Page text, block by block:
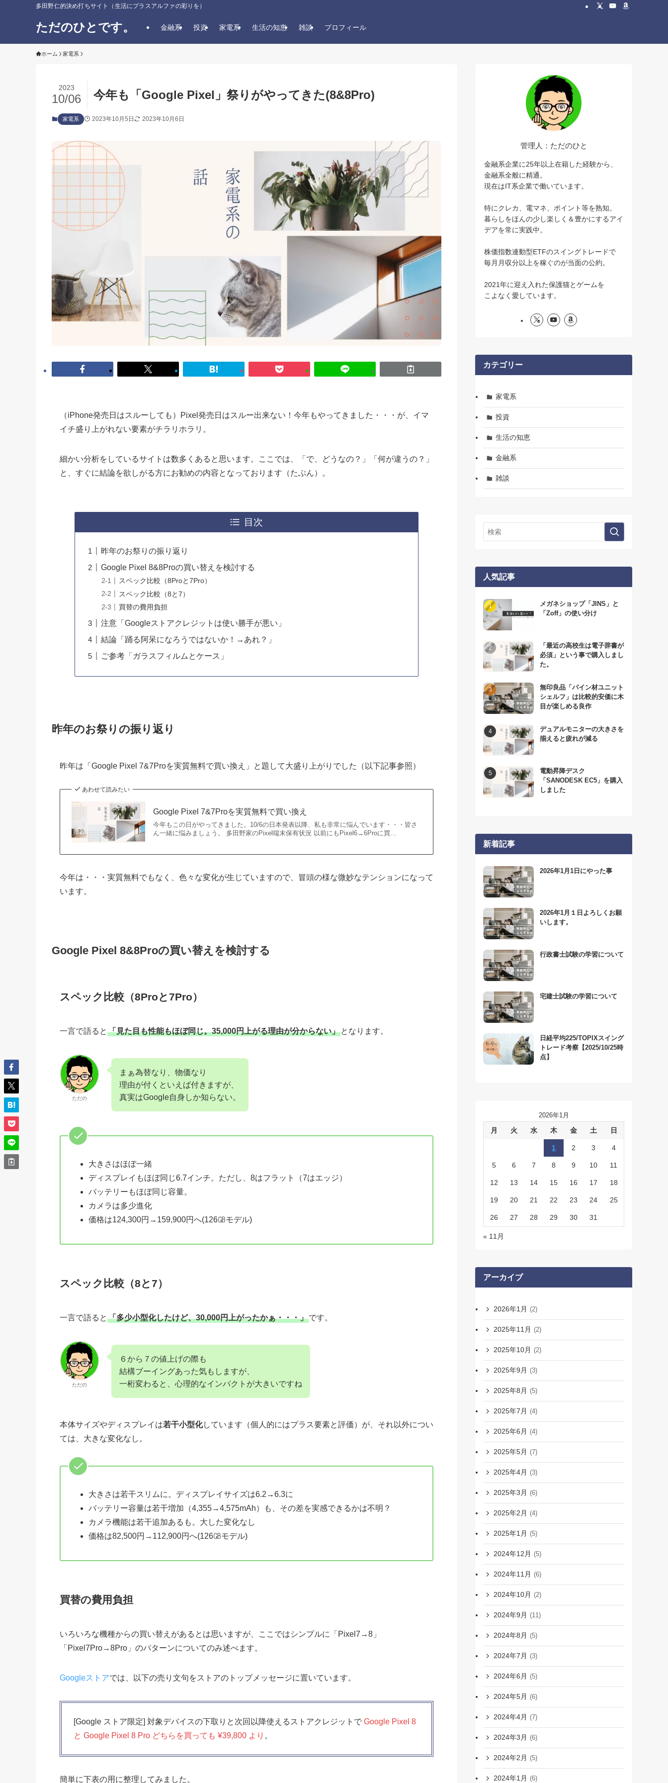
多田野仁的決め打ちサイト（生活にプラスアルファの彩りを）
ただのひとです。 金融系 投資 家電系 生活の知恵 雑談 プロフィール
ホーム 家電系
今年も「Google Pixel」祭りがやってきた(8&8Pro)
2023
10/06
家電系 2023年10月5日 2023年10月6日
（iPhone発売日はスルーしても）Pixel発売日はスルー出来ない！今年もやってきました・・・が、イマ
イチ盛り上がれない要素がチラリホラリ。
細かい分析をしているサイトは数多くあると思います。ここでは、「で、どうなの？」「何が違うの？」
と、すぐに結論を欲しがる方にお勧めの内容となっております（たぶん）。
目次
昨年のお祭りの振り返り
Google Pixel 8&8Proの買い替えを検討する
スペック比較（8Proと7Pro）
スペック比較（8と7）
買替の費用負担
注意「Googleストアクレジットは使い勝手が悪い」
結論「踊る阿呆になろうではないか！→あれ？」
ご参考「ガラスフィルムとケース」
昨年のお祭りの振り返り
昨年は「Google Pixel 7&7Proを実質無料で買い換え」と題して大盛り上がりでした（以下記事参照）
あわせて読みたい
Google Pixel 7&7Proを実質無料で買い換え
今年もこの日がやってきました。10/6の日本発表以降、私も非常に悩んでいます・・・皆さ
ん一緒に悩みましょう。 多田野家のPixel端末保有状況 以前にもPixel6→6Proに買…
今年は・・・実質無料でもなく、色々な変化が生じていますので、冒頭の様な微妙なテンションになって
います。
Google Pixel 8&8Proの買い替えを検討する
スペック比較（8Proと7Pro）
一言で語ると 「見た目も性能もほぼ同じ。35,000円上がる理由が分からない」 となります。
ただの
まぁ為替なり、物価なり
理由が付くといえば付きますが、
真実はGoogle自身しか知らない。
大きさはほぼ一緒
ディスプレイもほぼ同じ6.7インチ。ただし、8はフラット（7はエッジ）
バッテリーもほぼ同じ容量。
カメラは多少進化
価格は124,300円→159,900円へ(126㎇モデル)
スペック比較（8と7）
一言で語ると 「多少小型化したけど、30,000円上がったかぁ・・・」です。
ただの
６から７の値上げの際も
結構ブーイングあった気もしますが、
一桁変わると、心理的なインパクトが大きいですね
本体サイズやディスプレイは若干小型化しています（個人的にはプラス要素と評価）が、それ以外につい
ては、大きな変化なし。
大きさは若干スリムに。ディスプレイサイズは6.2→6.3に
バッテリー容量は若干増加（4,355→4,575mAh）も、その差を実感できるかは不明？
カメラ機能は若干追加あるも。大した変化なし
価格は82,500円→112,900円へ(126㎇モデル)
買替の費用負担
いろいろな機種からの買い替えがあるとは思いますが、ここではシンプルに「Pixel7→8」
「Pixel7Pro→8Pro」のパターンについてのみ述べます。
Googleストアでは、以下の売り文句をストアのトップメッセージに置いています。
[Google ストア限定] 対象デバイスの下取りと次回以降使えるストアクレジットで Google Pixel 8
と Google Pixel 8 Pro どちらを買っても ¥39,800 より 。
簡単に下表の用に整理してみました。
管理人：ただのひと
金融系企業に25年以上在籍した経験から、
金融系全般に精通。
現在はIT系企業で働いています。
特にクレカ、電マネ、ポイント等を熟知。
暮らしをほんの少し楽しく＆豊かにするアイ
デアを常に実践中。
株価指数連動型ETFのスイングトレードで
毎月月収分以上を稼ぐのが当面の公約。
2021年に迎え入れた保護猫とゲームを
こよなく愛しています。
カテゴリー
家電系
投資
生活の知恵
金融系
雑談
人気記事
メガネショップ「JINS」と
「Zoff」の使い分け
「最近の高校生は電子辞書が
必須」という事で購入しまし
た。
無印良品「パイン材ユニット
シェルフ」は比較的安価に木
目が楽しめる良作
デュアルモニターの大きさを
揃えると疲れが減る
電動昇降デスク
「SANODESK EC5」を購入
しました
新着記事
2026年1月1日にやった事
2026年1月１日よろしくお願
いします。
行政書士試験の学習について
宅建士試験の学習について
日経平均225/TOPIXスイング
トレード考察【2025/10/25時
点】
2026年1月
月 火 水 木 金 土 日
1 2 3 4
5 6 7 8 9 10 11
12 13 14 15 16 17 18
19 20 21 22 23 24 25
26 27 28 29 30 31
« 11月
アーカイブ
2026年1月 (2)
2025年11月 (2)
2025年10月 (2)
2025年9月 (3)
2025年8月 (5)
2025年7月 (4)
2025年6月 (4)
2025年5月 (7)
2025年4月 (3)
2025年3月 (6)
2025年2月 (4)
2025年1月 (5)
2024年12月 (5)
2024年11月 (6)
2024年10月 (2)
2024年9月 (11)
2024年8月 (5)
2024年7月 (3)
2024年6月 (5)
2024年5月 (6)
2024年4月 (7)
2024年3月 (6)
2024年2月 (5)
2024年1月 (6)